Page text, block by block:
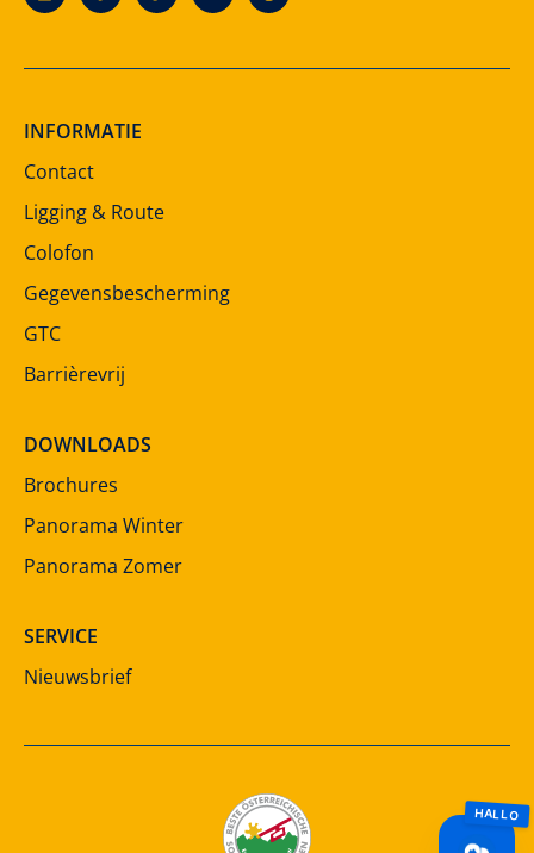
INFORMATIE
Contact
Ligging & Route
Colofon
Gegevensbescherming
GTC
Barrièrevrij
DOWNLOADS
Brochures
Panorama Winter
Panorama Zomer
SERVICE
Nieuwsbrief